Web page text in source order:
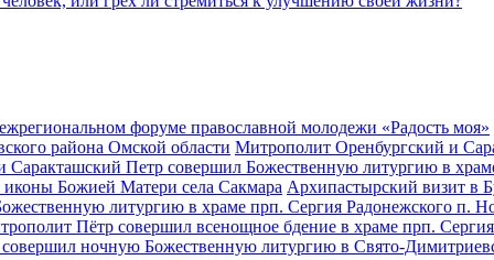
форуме православной молодежи «Радость моя»
района Омской области Митрополит Оренбургский и
Саракташский Петр совершил Божественную литургию в
Божией Матери села Сакмара Архипастырский визит в
литургию в храме прп. Сергия Радонежского п.
Пётр совершил всенощное бдение в храме прп.
ночную Божественную литургию в Свято-